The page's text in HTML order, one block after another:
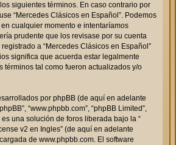
siguientes términos. En caso contrario por
“Mercedes Clásicos en Español”. Podemos
cualquier momento e intentaríamos
prudente que los revisase por su cuenta
a “Mercedes Clásicos en Español”
significa que acuerda estar legalmente
términos tal como fueron actualizados y/o
por phpBB (de aquí en adelante
“www.phpbb.com”, “phpBB Limited”,
es una solución de foros liberada bajo la “
v2 en Ingles” (de aquí en adelante
de www.phpbb.com. El software